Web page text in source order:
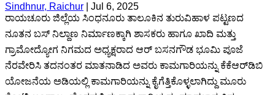
Sindhnur, Raichur
Jul 6, 2025
ರಾಯಚೂರು ಜಿಲ್ಲೆಯ ಸಿಂಧನೂರು ತಾಲೂಕಿನ ತುರುವಿಹಾಳ ಪಟ್ಟಣದ
ನೂತನ ಬಸ್ ನಿಲ್ದಾಣ ನಿರ್ಮಾಣಕ್ಕಾಗಿ ಶಾಸಕರು ಹಾಗೂ ಖಾದಿ ಮತ್ತು
ಗ್ರಾಮೋದ್ಯೋಗ ನಿಗಮದ ಅಧ್ಯಕ್ಷರಾದ ಆರ್ ಬಸನಗೌಡ ಭೂಮಿ ಪೂಜೆ
ನೆರವೇರಿಸಿ ತದನಂತರ ಮಾತನಾಡಿದ ಅವರು ಕಾಮಗಾರಿಯನ್ನು ಕೆಕೆಆರ್‌ಡಿಬಿ
ಯೋಜನೆಯ ಅಡಿಯಲ್ಲಿ ಕಾಮಗಾರಿಯನ್ನು ಕೈಗೆತ್ತಿಕೊಳ್ಳಲಾಗಿದ್ದು ಮೂರು